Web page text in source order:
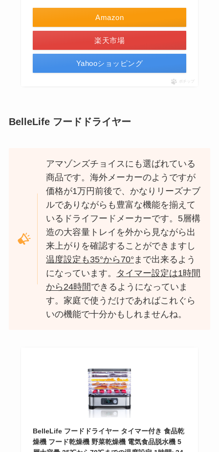
Amazon
楽天市場
Yahooショッピング
ポチップ
BelleLife フードドライヤー
アマゾンズチョイスにも選ばれている
商品です。海外メーカーのようですが
価格が1万円前後で、かなりリーズナブ
ルでありながらも豊富な機能を揃えて
いるドライフードメーカーです。5層構
造の大容量トレイを外から見ながら出
来上がりを確認することができますし
温度設定も35°から70° まで出来るよう
になっています。 タイマー設定は1時間
から24時間できるようになっていま
す。家庭で使うだけであればこれぐら
いの機能で十分かもしれませんね。
BelleLife フードドライヤー タイマー付き 食品乾
燥機 フード乾燥機 野菜乾燥機 電気食品脱水機 5